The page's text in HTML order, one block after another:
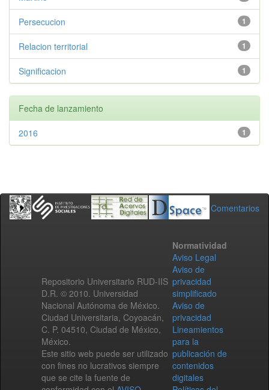
1
Persecucion
1
Relacion territorial
1
Significacion
Fecha de lanzamiento
1
2016
Comentarios
Repositorio Universitario RUD-IIS
D.R. © 2010. Universidad
Nacional Autónoma de México.
Ciudad Universitaria, Coyoacán,
C. P. 04510, Ciudad de México,
México.
Este sitio web puede ser utilizado
con fines no lucrativos siempre
que se cite la fuente de
Normatividad
Aviso Legal
Aviso de
privacidad
simplificado
Aviso de
privacidad
Lineamientos
para la
publicación de
contenidos
digitales